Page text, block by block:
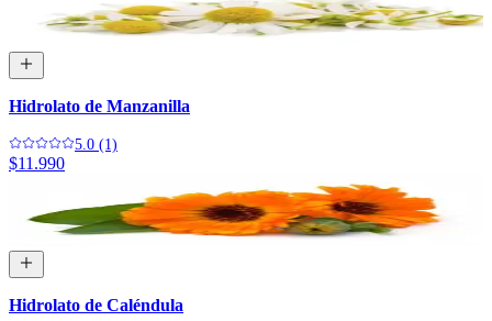
Hidrolato de Manzanilla
5.0 (1)
$11.990
Hidrolato de Caléndula